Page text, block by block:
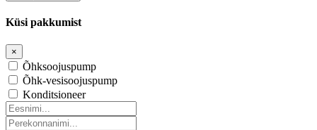
Küsi pakkumist
×
Õhksoojuspump
Õhk-vesisoojuspump
Konditsioneer